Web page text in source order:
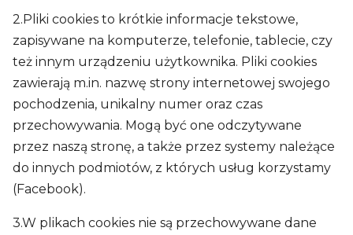
2.Pliki cookies to krótkie informacje tekstowe,
zapisywane na komputerze, telefonie, tablecie, czy
też innym urządzeniu użytkownika. Pliki cookies
zawierają m.in. nazwę strony internetowej swojego
pochodzenia, unikalny numer oraz czas
przechowywania. Mogą być one odczytywane
przez naszą stronę, a także przez systemy należące
do innych podmiotów, z których usług korzystamy
(Facebook).
3.W plikach cookies nie są przechowywane dane